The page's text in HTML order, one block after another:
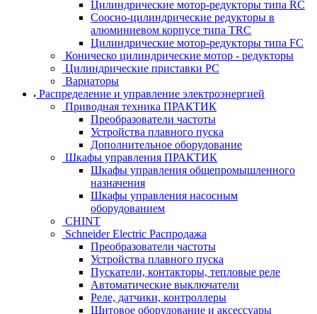
Цилиндрические мотор-редукторы типа RC
Соосно-цилиндрические редукторы в
алюминиевом корпусе типа TRC
Цилиндрические мотор-редукторы типа FC
Коническо цилиндрические мотор - редукторы
Цилиндрические приставки PC
Вариаторы
Распределение и управление электроэнергией
Приводная техника ПРАКТИК
Преобразователи частоты
Устройства плавного пуска
Дополнительное оборудование
Шкафы управления ПРАКТИК
Шкафы управления общепромышленного
назначения
Шкафы управления насосным
оборудованием
CHINT
Schneider Electric Распродажа
Преобразователи частоты
Устройства плавного пуска
Пускатели, контакторы, тепловые реле
Автоматические выключатели
Реле, датчики, контроллеры
Щитовое оборудование и аксессуары